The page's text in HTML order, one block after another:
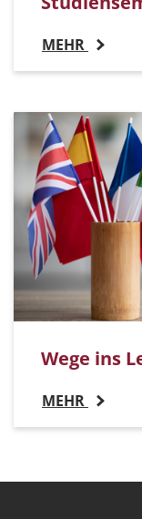
MEHR
Wege ins
MEHR